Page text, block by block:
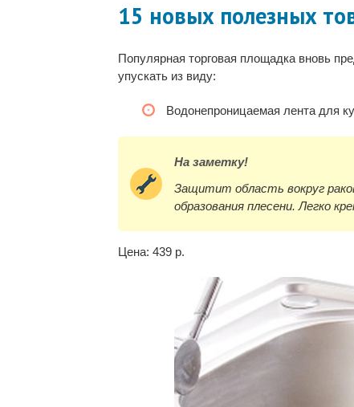
15 новых полезных
Популярная торговая площадка вновь
упускать из виду:
Водонепроницаемая лента для
На заметку!
Защитит область вокруг
образования плесени. Легко
Цена: 439 р.